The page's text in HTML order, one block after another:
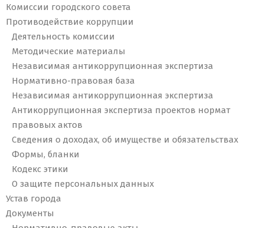
Комиссии городского совета
Противодействие коррупции
Деятельность комиссии
Методические материалы
Независимая антикоррупционная экспертиза
Нормативно-правовая база
Независимая антикоррупционная экспертиза
Антикоррупционная экспертиза проектов нормат
правовых актов
Сведения о доходах, об имуществе и обязательствах
Формы, бланки
Кодекс этики
О защите персональных данных
Устав города
Документы